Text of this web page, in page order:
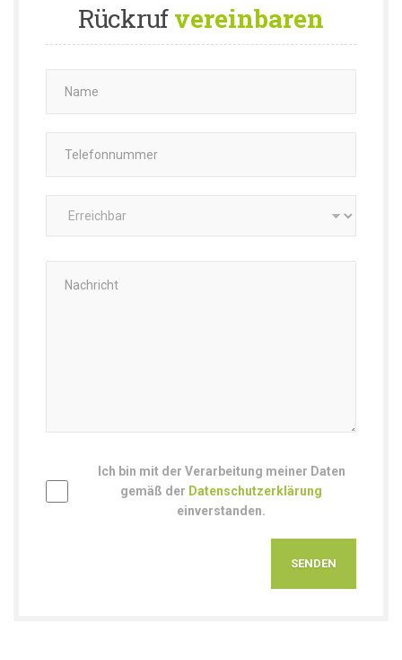
Rückrufvereinbaren
Ich bin mit der Verarbeitung meiner Daten
gemäß der Datenschutzerklärung
einverstanden.